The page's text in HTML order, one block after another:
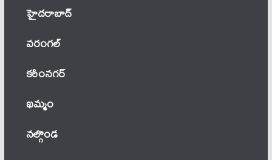
హైదరాబాద్
వ‌రంగ‌ల్
కరీంనగర్
ఖ‌మ్మం
నల్గొండ